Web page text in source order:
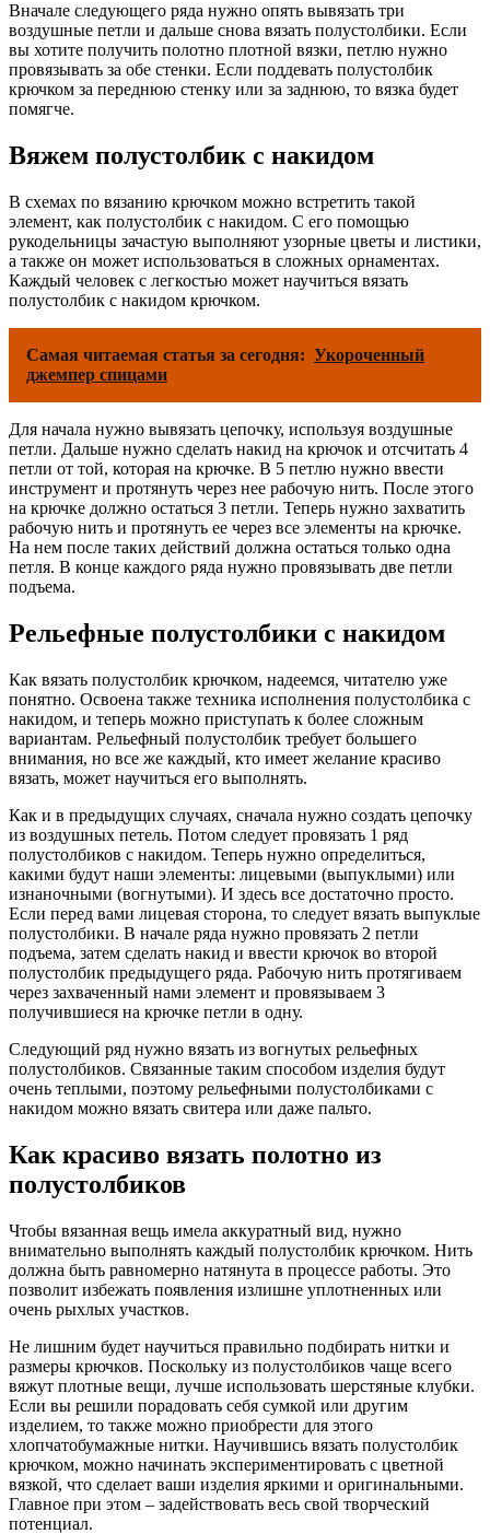
Вначале следующего ряда нужно опять вывязать три
воздушные петли и дальше снова вязать полустолбики. Если
вы хотите получить полотно плотной вязки, петлю нужно
провязывать за обе стенки. Если поддевать полустолбик
крючком за переднюю стенку или за заднюю, то вязка будет
помягче.
Вяжем полустолбик с накидом
В схемах по вязанию крючком можно встретить такой
элемент, как полустолбик с накидом. С его помощью
рукодельницы зачастую выполняют узорные цветы и листики,
а также он может использоваться в сложных орнаментах.
Каждый человек с легкостью может научиться вязать
полустолбик с накидом крючком.
Самая читаемая статья за сегодня: Укороченный
джемпер спицами
Для начала нужно вывязать цепочку, используя воздушные
петли. Дальше нужно сделать накид на крючок и отсчитать 4
петли от той, которая на крючке. В 5 петлю нужно ввести
инструмент и протянуть через нее рабочую нить. После этого
на крючке должно остаться 3 петли. Теперь нужно захватить
рабочую нить и протянуть ее через все элементы на крючке.
На нем после таких действий должна остаться только одна
петля. В конце каждого ряда нужно провязывать две петли
подъема.
Рельефные полустолбики с накидом
Как вязать полустолбик крючком, надеемся, читателю уже
понятно. Освоена также техника исполнения полустолбика с
накидом, и теперь можно приступать к более сложным
вариантам. Рельефный полустолбик требует большего
внимания, но все же каждый, кто имеет желание красиво
вязать, может научиться его выполнять.
Как и в предыдущих случаях, сначала нужно создать цепочку
из воздушных петель. Потом следует провязать 1 ряд
полустолбиков с накидом. Теперь нужно определиться,
какими будут наши элементы: лицевыми (выпуклыми) или
изнаночными (вогнутыми). И здесь все достаточно просто.
Если перед вами лицевая сторона, то следует вязать выпуклые
полустолбики. В начале ряда нужно провязать 2 петли
подъема, затем сделать накид и ввести крючок во второй
полустолбик предыдущего ряда. Рабочую нить протягиваем
через захваченный нами элемент и провязываем 3
получившиеся на крючке петли в одну.
Следующий ряд нужно вязать из вогнутых рельефных
полустолбиков. Связанные таким способом изделия будут
очень теплыми, поэтому рельефными полустолбиками с
накидом можно вязать свитера или даже пальто.
Как красиво вязать полотно из
полустолбиков
Чтобы вязанная вещь имела аккуратный вид, нужно
внимательно выполнять каждый полустолбик крючком. Нить
должна быть равномерно натянута в процессе работы. Это
позволит избежать появления излишне уплотненных или
очень рыхлых участков.
Не лишним будет научиться правильно подбирать нитки и
размеры крючков. Поскольку из полустолбиков чаще всего
вяжут плотные вещи, лучше использовать шерстяные клубки.
Если вы решили порадовать себя сумкой или другим
изделием, то также можно приобрести для этого
хлопчатобумажные нитки. Научившись вязать полустолбик
крючком, можно начинать экспериментировать с цветной
вязкой, что сделает ваши изделия яркими и оригинальными.
Главное при этом – задействовать весь свой творческий
потенциал.